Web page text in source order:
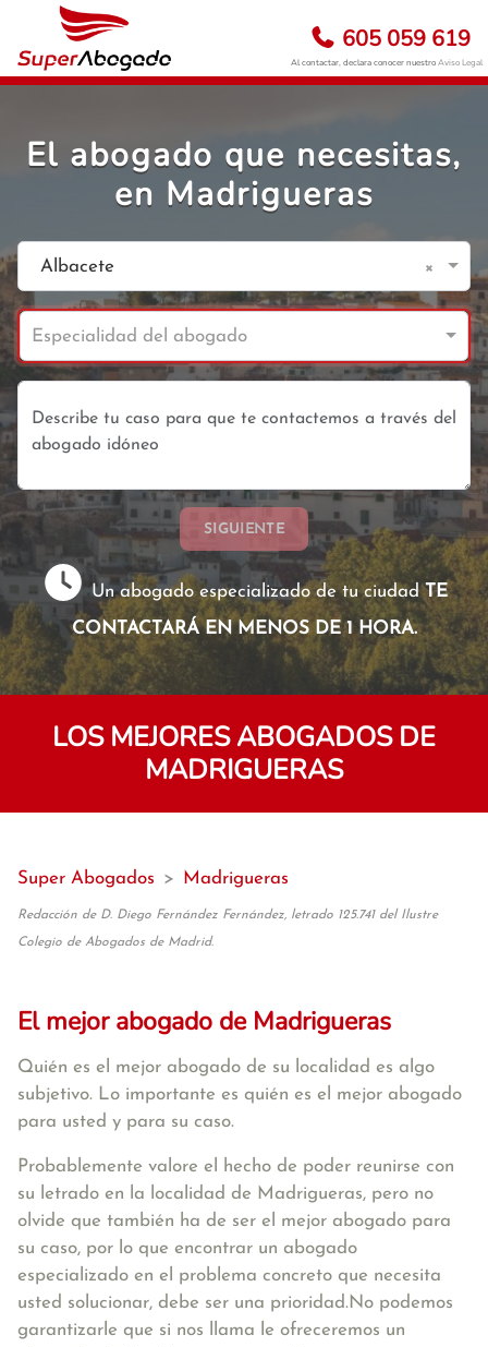
605 059 619
Al contactar, declara conocer nuestroAviso Legal
El abogado que necesitas,
en Madrigueras
Albacete ×
Especialidad del abogado
SIGUIENTE
Un abogado especializado de tu ciudadTE
CONTACTARÁ EN MENOS DE 1 HORA.
LOS MEJORES ABOGADOS DE
MADRIGUERAS
Super Abogados > Madrigueras
Redacción de D. Diego Fernández Fernández, letrado 125.741 del Ilustre
Colegio de Abogados de Madrid.
El mejor abogado de Madrigueras
Quién es el mejor abogado de su localidad es algo
subjetivo. Lo importante es quién es el mejor abogado
para usted y para su caso.
Probablemente valore el hecho de poder reunirse con
su letrado en la localidad de Madrigueras, pero no
olvide que también ha de ser el mejor abogado para
su caso, por lo que encontrar un abogado
especializado en el problema concreto que necesita
usted solucionar, debe ser una prioridad.No podemos
garantizarle que si nos llama le ofreceremos un